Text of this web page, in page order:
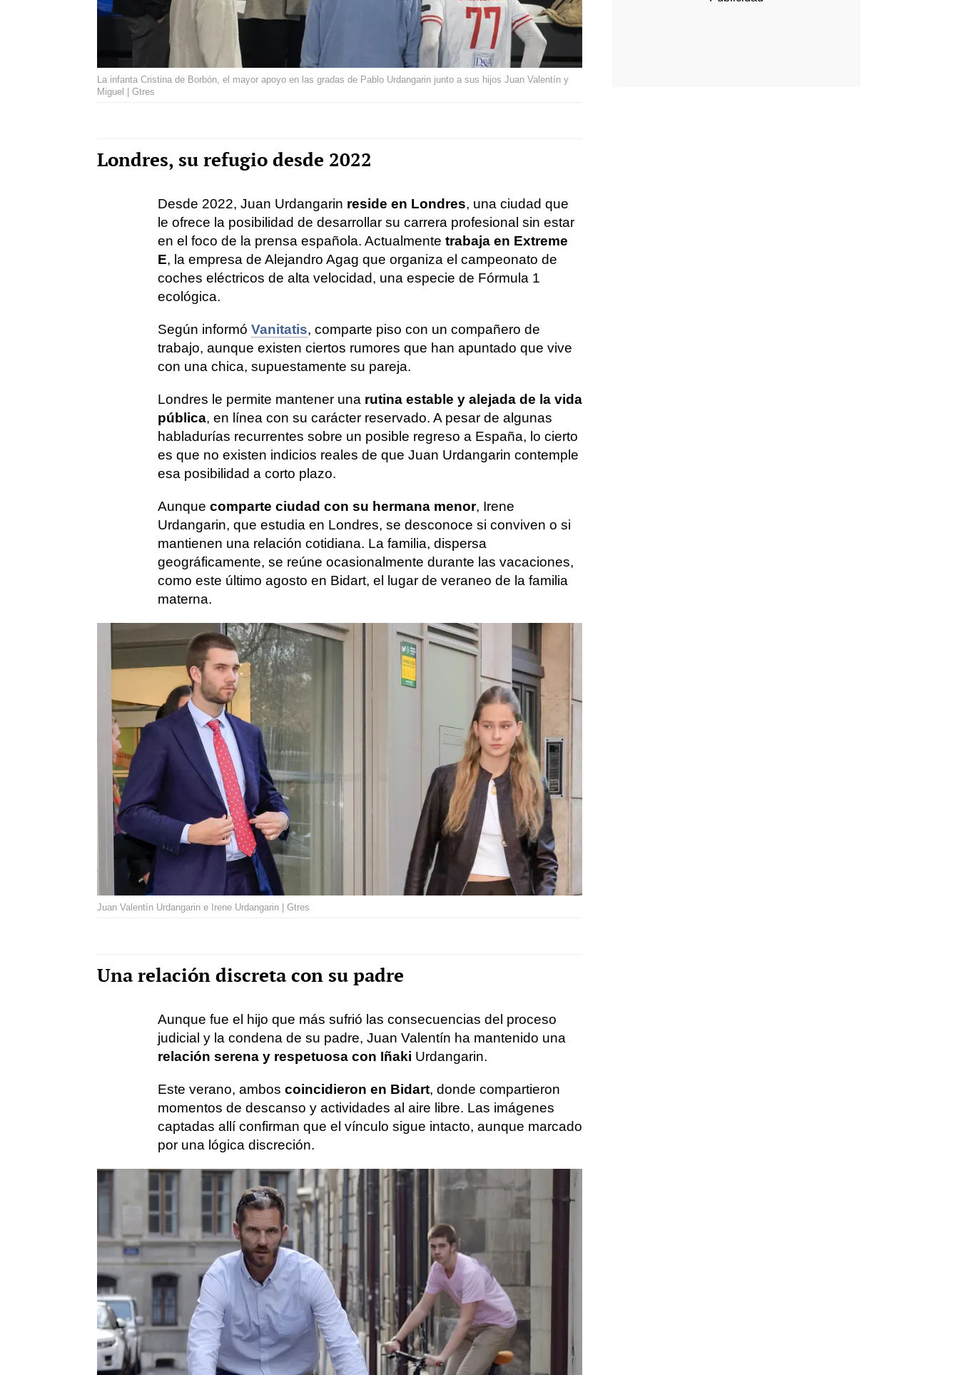
La infanta Cristina de Borbón, el mayor apoyo en las gradas de Pablo Urdangarin junto a sus hijos Juan Valentín y
Miguel | Gtres
Londres, su refugio desde 2022
Desde 2022, Juan Urdangarin reside en Londres, una ciudad que
le ofrece la posibilidad de desarrollar su carrera profesional sin estar
en el foco de la prensa española. Actualmente trabaja en Extreme
E, la empresa de Alejandro Agag que organiza el campeonato de
coches eléctricos de alta velocidad, una especie de Fórmula 1
ecológica.
Según informó Vanitatis, comparte piso con un compañero de
trabajo, aunque existen ciertos rumores que han apuntado que vive
con una chica, supuestamente su pareja.
Londres le permite mantener una rutina estable y alejada de la vida
pública, en línea con su carácter reservado. A pesar de algunas
habladurías recurrentes sobre un posible regreso a España, lo cierto
es que no existen indicios reales de que Juan Urdangarin contemple
esa posibilidad a corto plazo.
Aunque comparte ciudad con su hermana menor, Irene
Urdangarin, que estudia en Londres, se desconoce si conviven o si
mantienen una relación cotidiana. La familia, dispersa
geográficamente, se reúne ocasionalmente durante las vacaciones,
como este último agosto en Bidart, el lugar de veraneo de la familia
materna.
Juan Valentín Urdangarin e Irene Urdangarin | Gtres
Una relación discreta con su padre
Aunque fue el hijo que más sufrió las consecuencias del proceso
judicial y la condena de su padre, Juan Valentín ha mantenido una
relación serena y respetuosa con Iñaki Urdangarin.
Este verano, ambos coincidieron en Bidart, donde compartieron
momentos de descanso y actividades al aire libre. Las imágenes
captadas allí confirman que el vínculo sigue intacto, aunque marcado
por una lógica discreción.